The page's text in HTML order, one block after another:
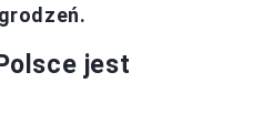
jest